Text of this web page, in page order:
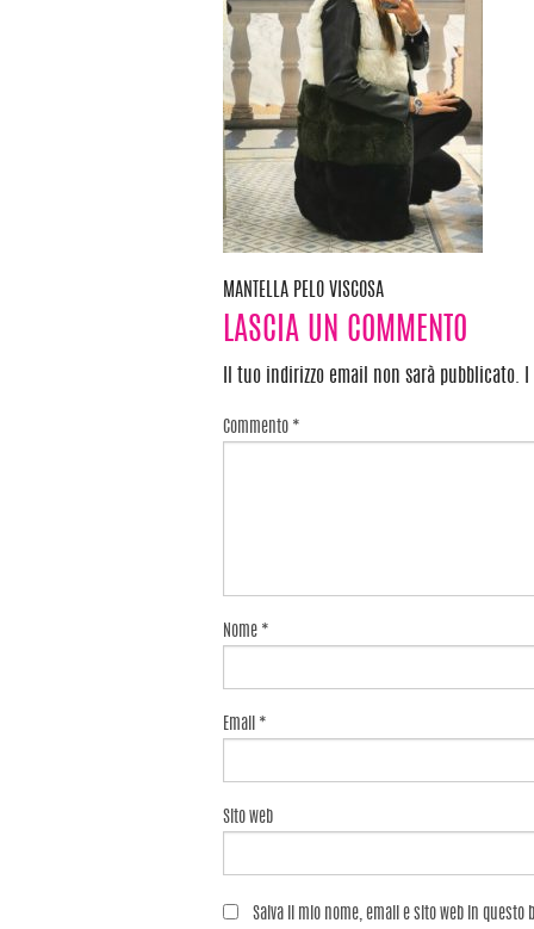
Navigazione
articoli
MANTELLA PELO VISCOSA
LASCIA UN COMMENTO
Il tuo indirizzo email non sarà pubblicato.
Commento *
Nome *
Email *
Sito web
Salva il mio nome, email e sito web in